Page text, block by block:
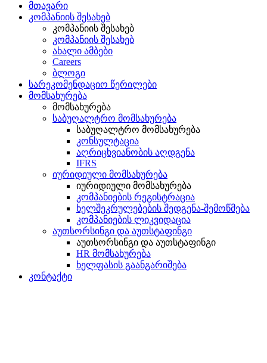
მთავარი
კომპანიის შესახებ
კომპანიის შესახებ
კომპანიის შესახებ
ახალი ამბები
Careers
ბლოგი
სარეკომენდაციო წერილები
მომსახურება
მომსახურება
საბუღალტრო მომსახურება
საბუღალტრო მომსახურება
კონსულტაცია
აღრიცხვიანობის აღდგენა
IFRS
იურიდიული მომსახურება
იურიდიული მომსახურება
კომპანიების რეგისტრაცია
ხელშეკრულებების შედგენა-შემოწმება
კომპანიების ლიკვიდაცია
აუთსორსინგი და აუთსტაფინგი
აუთსორსინგი და აუთსტაფინგი
HR მომსახურება
ხელფასის გაანგარიშება
კონტაქტი